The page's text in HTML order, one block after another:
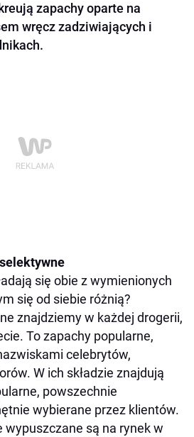
zapachy oparte na
wręcz zadziwiających i
się obie z wymienionych
się od siebie różnią?
znajdziemy w każdej drogerii,
To zapachy popularne,
celebrytów,
W ich składzie znajdują
powszechnie
wybierane przez klientów.
są na rynek w